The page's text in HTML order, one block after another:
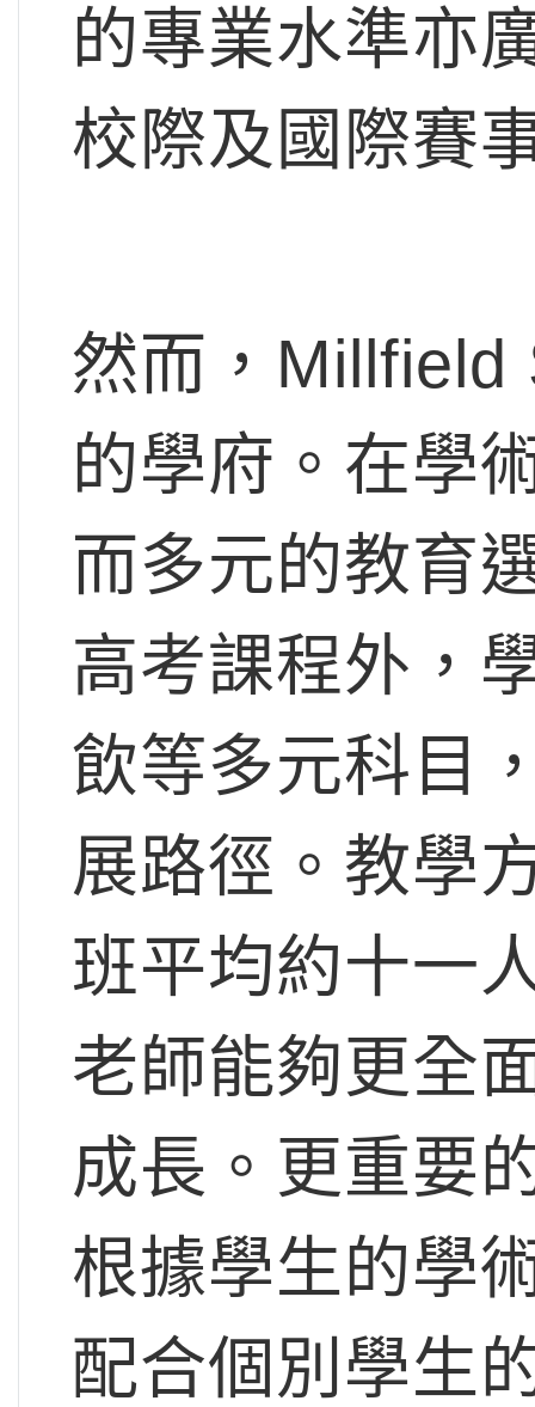
的專業水準亦
校際及國際賽
然而，Millfield
的學府。在學
而多元的教育
高考課程外，
飲等多元科目
展路徑。教學
班平均約十一
老師能夠更全
成長。更重要
根據學生的學
配合個別學生